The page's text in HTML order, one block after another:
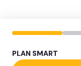
PLAN SMART